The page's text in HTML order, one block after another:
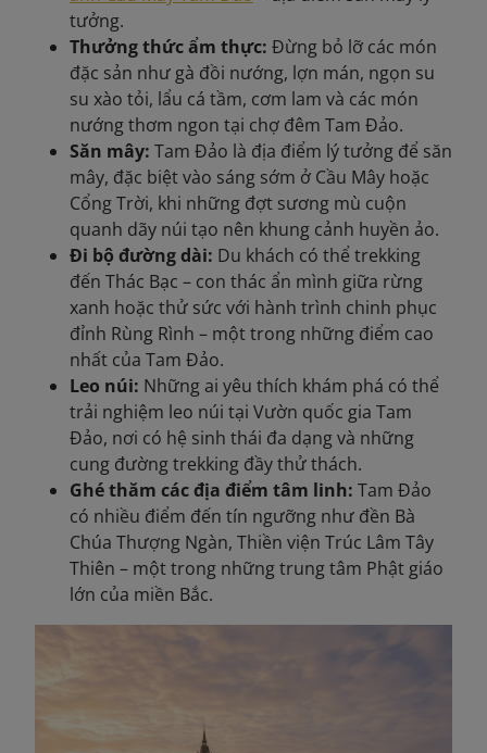
tưởng.
Thưởng thức ẩm thực: Đừng bỏ lỡ các món
đặc sản như gà đồi nướng, lợn mán, ngọn su
su xào tỏi, lẩu cá tầm, cơm lam và các món
nướng thơm ngon tại chợ đêm Tam Đảo.
Săn mây: Tam Đảo là địa điểm lý tưởng để săn
mây, đặc biệt vào sáng sớm ở Cầu Mây hoặc
Cổng Trời, khi những đợt sương mù cuộn
quanh dãy núi tạo nên khung cảnh huyền ảo.
Đi bộ đường dài: Du khách có thể trekking
đến Thác Bạc – con thác ẩn mình giữa rừng
xanh hoặc thử sức với hành trình chinh phục
đỉnh Rùng Rình – một trong những điểm cao
nhất của Tam Đảo.
Leo núi: Những ai yêu thích khám phá có thể
trải nghiệm leo núi tại Vườn quốc gia Tam
Đảo, nơi có hệ sinh thái đa dạng và những
cung đường trekking đầy thử thách.
Ghé thăm các địa điểm tâm linh: Tam Đảo
có nhiều điểm đến tín ngưỡng như đền Bà
Chúa Thượng Ngàn, Thiền viện Trúc Lâm Tây
Thiên – một trong những trung tâm Phật giáo
lớn của miền Bắc.